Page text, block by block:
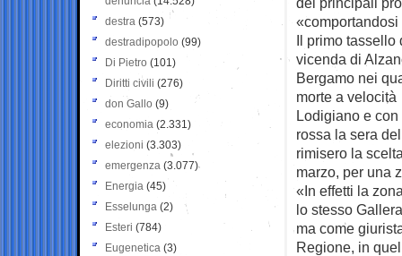
«comportandosi
Il primo tassello
vicenda di
Bergamo nei
morte a
Lodigiano e con
rossa la sera
rimisero la
marzo, per una
«In effetti la
lo stesso
ma come
Regione, in
destra (573)
destradipopolo (99)
Di Pietro (101)
Diritti civili (276)
don Gallo (9)
economia (2.331)
elezioni (3.303)
emergenza (3.077)
Energia (45)
Esselunga (2)
Esteri (784)
Eugenetica (3)